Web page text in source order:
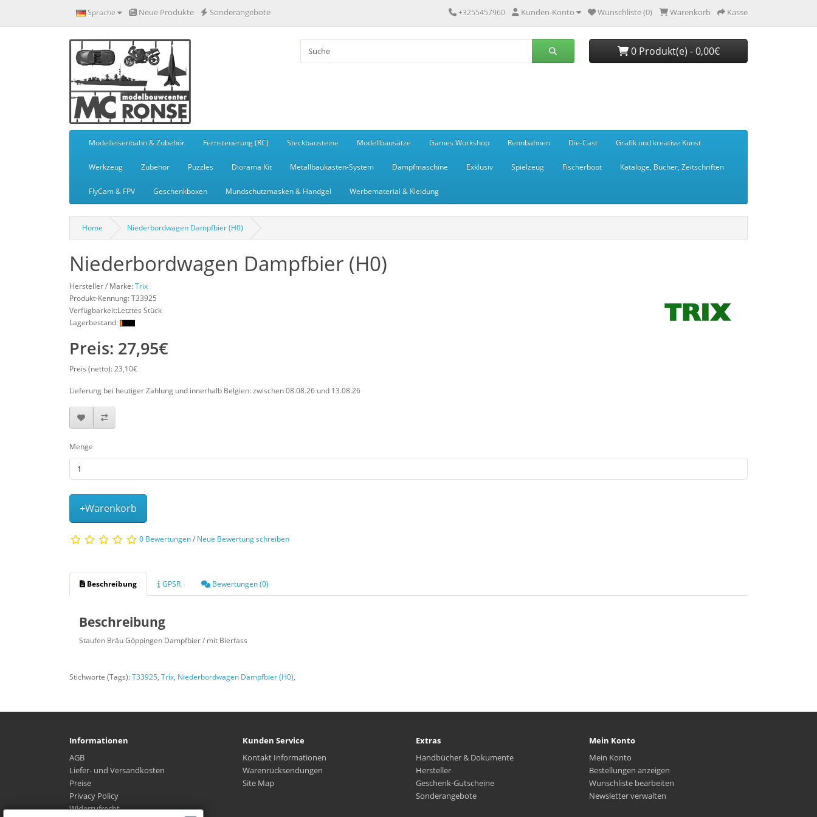
Sprache Neue Produkte Sonderangebote +3255457960 Kunden-Konto Wunschliste (0) Warenkorb Kasse
0 Produkt(e) - 0,00€
Modelleisenbahn & Zubehör Fernsteuerung (RC) Steckbausteine Modellbausätze Games Workshop Rennbahnen Die-Cast Grafik und kreative Kunst
Werkzeug Zubehör Puzzles Diorama Kit Metallbaukasten-System Dampfmaschine Exklusiv Spielzeug Fischerboot Kataloge, Bücher, Zeitschriften
FlyCam & FPV Geschenkboxen Mundschutzmasken & Handgel Werbematerial & Kleidung
Home Niederbordwagen Dampfbier (H0)
Niederbordwagen Dampfbier (H0)
Hersteller / Marke:Trix
Produkt-Kennung:T33925
Verfügbarkeit:Letztes Stück
Lagerbestand:
Preis: 27,95€
Preis (netto): 23,10€
Lieferung bei heutiger Zahlung und innerhalb Belgien: zwischen 08.08.26 und 13.08.26
Menge
+Warenkorb
0 Bewertungen/ Neue Bewertung schreiben
Beschreibung GPSR Bewertungen (0)
Beschreibung
Staufen Bräu Göppingen Dampfbier / mit Bierfass
Stichworte (Tags):T33925, Trix, Niederbordwagen Dampfbier (H0),
Informationen
AGB
Liefer- und Versandkosten
Preise
Privacy Policy
Widerrufrecht
Kunden Service
Kontakt Informationen
Warenrücksendungen
Site Map
Extras
Handbücher & Dokumente
Hersteller
Geschenk-Gutscheine
Sonderangebote
Mein Konto
Mein Konto
Bestellungen anzeigen
Wunschliste bearbeiten
Newsletter verwalten